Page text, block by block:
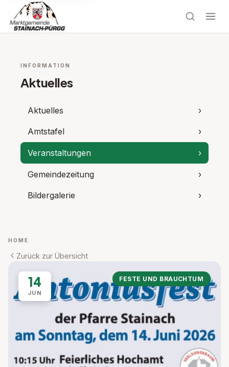
INFORMATION
Aktuelles
Aktuelles ›
Amtstafel ›
Veranstaltungen ›
Gemeindezeitung ›
Bildergalerie ›
HOME
Zurück zur Übersicht
14
JUN
FESTE UND BRAUCHTUM